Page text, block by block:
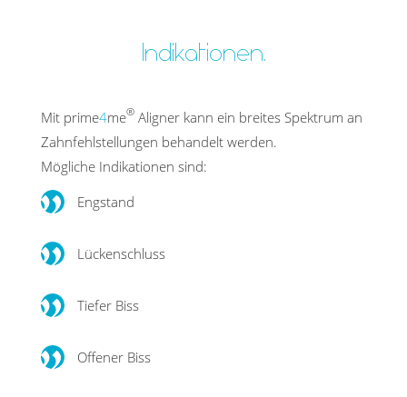
Indikationen.
Mit prime4me® Aligner kann ein breites Spektrum an
Zahnfehlstellungen behandelt werden.
Mögliche Indikationen sind:
Engstand
Lückenschluss
Tiefer Biss
Offener Biss